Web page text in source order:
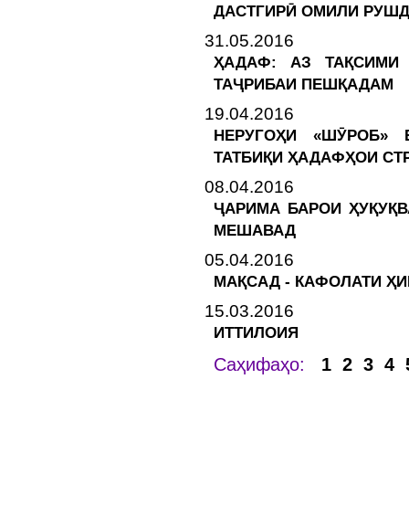
ДАСТГИРӢ ОМИЛИ
31.05.2016
ҲАДАФ: АЗ ТАҚСИМИ
ТАҶРИБАИ ПЕШҚАДАМ
19.04.2016
НЕРУГОҲИ
ТАТБИҚИ ҲАДАФҲОИ
08.04.2016
ҶАРИМА БАРОИ
МЕШАВАД
05.04.2016
МАҚСАД - КАФОЛАТИ
15.03.2016
ИТТИЛОИЯ
Саҳифаҳо: 1 2 3 4